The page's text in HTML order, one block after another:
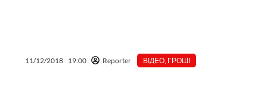
11/12/2018 19:00 Reporter ВІДЕО ГРОШІ